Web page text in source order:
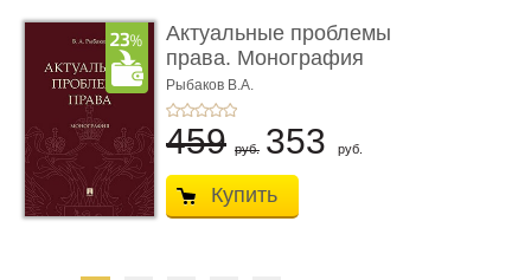
Актуальные проблемы
права. Монография
Рыбаков В.А.
459 руб. 353 руб.
Купить